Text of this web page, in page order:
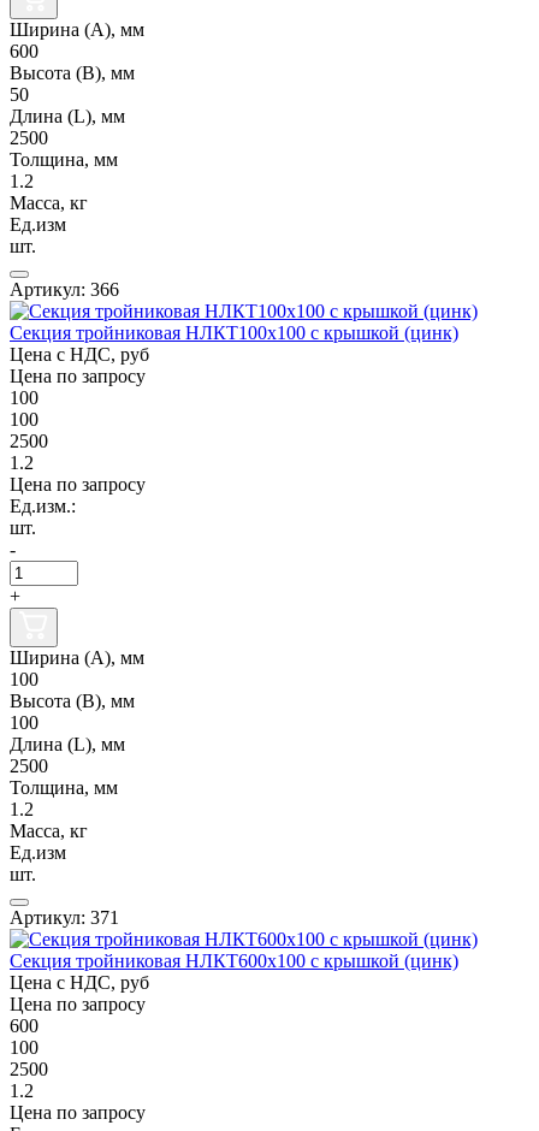
Ширина (А), мм
600
Высота (В), мм
50
Длина (L), мм
2500
Толщина, мм
1.2
Масса, кг
Ед.изм
шт.
Артикул: 366
Секция тройниковая НЛКТ100х100 с крышкой (цинк)
Цена с НДС, руб
Цена по запросу
100
100
2500
1.2
Цена по запросу
Ед.изм.:
шт.
-
+
Ширина (А), мм
100
Высота (В), мм
100
Длина (L), мм
2500
Толщина, мм
1.2
Масса, кг
Ед.изм
шт.
Артикул: 371
Секция тройниковая НЛКТ600х100 с крышкой (цинк)
Цена с НДС, руб
Цена по запросу
600
100
2500
1.2
Цена по запросу